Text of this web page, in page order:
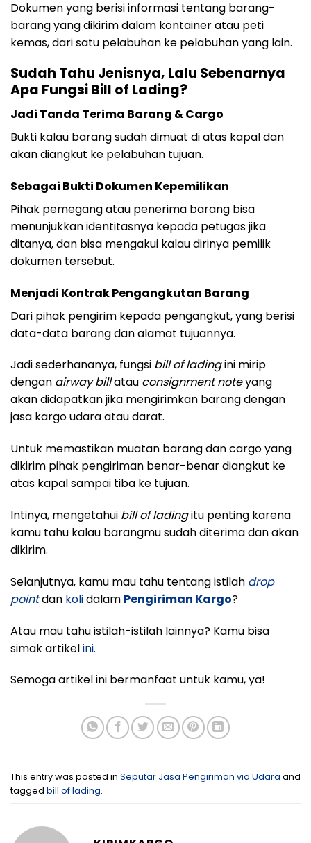
Dokumen yang berisi informasi tentang barang-
barang yang dikirim dalam kontainer atau peti
kemas, dari satu pelabuhan ke pelabuhan yang lain.
Sudah Tahu Jenisnya, Lalu Sebenarnya
Apa Fungsi Bill of Lading?
Jadi Tanda Terima Barang & Cargo
Bukti kalau barang sudah dimuat di atas kapal dan
akan diangkut ke pelabuhan tujuan.
Sebagai Bukti Dokumen Kepemilikan
Pihak pemegang atau penerima barang bisa
menunjukkan identitasnya kepada petugas jika
ditanya, dan bisa mengakui kalau dirinya pemilik
dokumen tersebut.
Menjadi Kontrak Pengangkutan Barang
Dari pihak pengirim kepada pengangkut, yang berisi
data-data barang dan alamat tujuannya.
Jadi sederhananya, fungsi bill of ladingini mirip
dengan airway billatau consignment noteyang
akan didapatkan jika mengirimkan barang dengan
jasa kargo udara atau darat.
Untuk memastikan muatan barang dan cargo yang
dikirim pihak pengiriman benar-benar diangkut ke
atas kapal sampai tiba ke tujuan.
Intinya, mengetahui bill of ladingitu penting karena
kamu tahu kalau barangmu sudah diterima dan akan
dikirim.
Selanjutnya, kamu mau tahu tentang istilah drop
pointdan kolidalam Pengiriman Kargo?
Atau mau tahu istilah-istilah lainnya? Kamu bisa
simak artikelini.
Semoga artikel ini bermanfaat untuk kamu, ya!
This entry was posted in Seputar Jasa Pengiriman via Udara and
tagged bill of lading.